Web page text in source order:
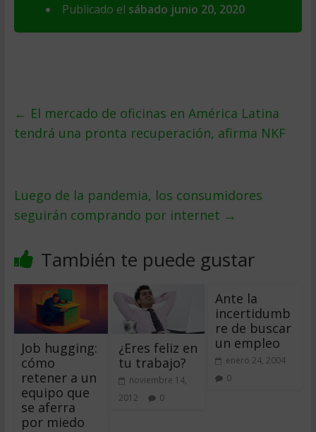
Publicado el sábado junio 20, 2020
← El mercado de oficinas en América Latina
tendrá una pronta recuperación, afirma NKF
Luego de la pandemia, los consumidores
seguirán comprando por internet →
También te puede gustar
Job hugging:
cómo
retener a un
equipo que
se aferra
por miedo
¿Eres feliz en
tu trabajo?
noviembre 14,
2012
0
Ante la
incertidumb
re de buscar
un empleo
enero 24, 2004
0